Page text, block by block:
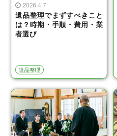
2026.4.7
遺品整理でまずすべきこと
は？時期・手順・費用・業
者選び
遺品整理